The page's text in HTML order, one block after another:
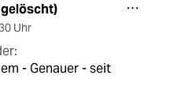
Uhr
- Genauer - seit